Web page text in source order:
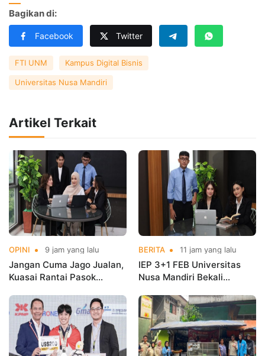
Bagikan di:
Facebook Twitter
FTI UNM Kampus Digital Bisnis
Universitas Nusa Mandiri
Artikel Terkait
OPINI 9 jam yang lalu
Jangan Cuma Jago Jualan,
Kuasai Rantai Pasok
BERITA 11 jam yang lalu
IEP 3+1 FEB Universitas
Nusa Mandiri Bekali
Kerja Sebelum Lulus